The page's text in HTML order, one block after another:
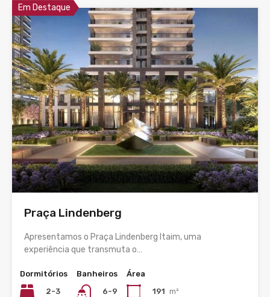
Em Destaque
Praça Lindenberg
Apresentamos o Praça Lindenberg Itaim, uma
experiência que transmuta o…
Dormitórios
2-3
Banheiros
6-9
Área
191 m²